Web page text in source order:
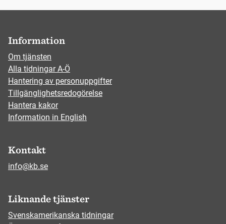
Information
Om tjänsten
Alla tidningar A-Ö
Hantering av personuppgifter
Tillgänglighetsredogörelse
Hantera kakor
Information in English
Kontakt
info@kb.se
Liknande tjänster
Svenskamerikanska tidningar